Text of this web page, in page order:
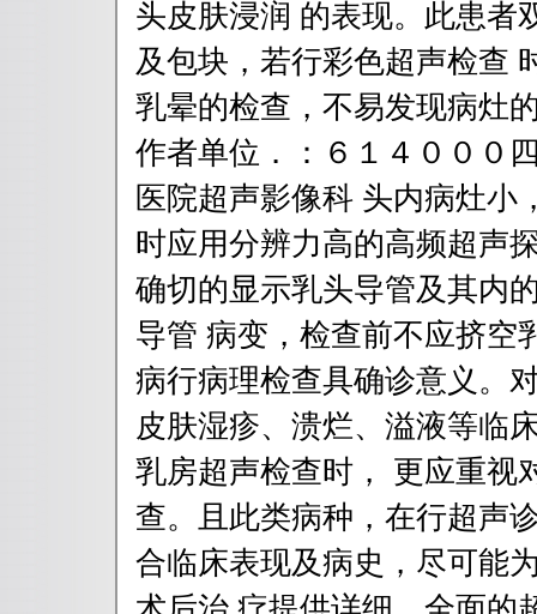
头皮肤浸润 的表现。此患者
及包块，若行彩色超声检查
乳晕的检查，不易发现病灶
作者单位．：６１４０００
医院超声影像科 头内病灶小
时应用分辨力高的高频超声
确切的显示乳头导管及其内
导管 病变，检查前不应挤空
病行病理检查具确诊意义。
皮肤湿疹、溃烂、溢液等临
乳房超声检查时， 更应重视
查。且此类病种，在行超声
合临床表现及病史，尽可能